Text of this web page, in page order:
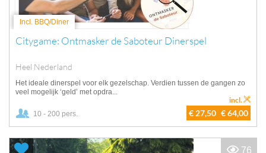
Incl. BBQ/Diner
Citygame: Ontmasker de Saboteur Dinerspel
Heel Nederland
Het ideale dinerspel voor elk gezelschap. Verdien tussen de gangen zo
veel mogelijk ‘geld’ met opdra...
10 - 200 pers. € 27,50 € 64,00
incl.
76